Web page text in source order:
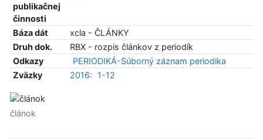
publikačnej
činnosti
Báza dát
xcla - ČLÁNKY
Druh dok.
RBX - rozpis článkov z periodík
Odkazy
PERIODIKÁ-Súborný záznam periodika
Zväzky
2016: 1-12
článok